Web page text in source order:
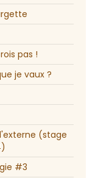
pas !
je vaux ?
(stage
#3